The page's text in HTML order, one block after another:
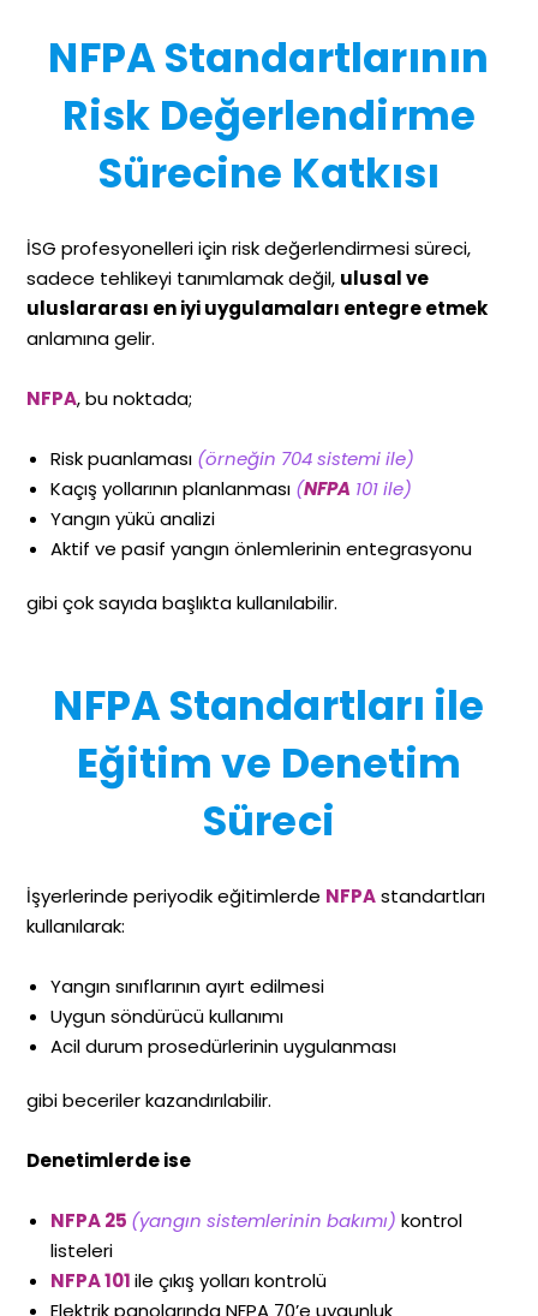
NFPA Standartlarının
Risk Değerlendirme
Sürecine Katkısı
İSG profesyonelleri için risk değerlendirmesi süreci,
sadece tehlikeyi tanımlamak değil, ulusal ve
uluslararası en iyi uygulamaları entegre etmek
anlamına gelir.
NFPA, bu noktada;
Risk puanlaması (örneğin 704 sistemi ile)
Kaçış yollarının planlanması (NFPA 101 ile)
Yangın yükü analizi
Aktif ve pasif yangın önlemlerinin entegrasyonu
gibi çok sayıda başlıkta kullanılabilir.
NFPA Standartları ile
Eğitim ve Denetim
Süreci
İşyerlerinde periyodik eğitimlerde NFPAstandartları
kullanılarak:
Yangın sınıflarının ayırt edilmesi
Uygun söndürücü kullanımı
Acil durum prosedürlerinin uygulanması
gibi beceriler kazandırılabilir.
Denetimlerde ise
NFPA 25 (yangın sistemlerinin bakımı) kontrol
listeleri
NFPA 101ile çıkış yolları kontrolü
Elektrik panolarında NFPA 70’e uygunluk